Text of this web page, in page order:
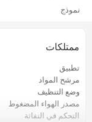
نموذج
ممتلكات
تطبيق
مرشح المواد
وضع التنظيف
مصدر الهواء المضغوط
التحكم في النفاثة